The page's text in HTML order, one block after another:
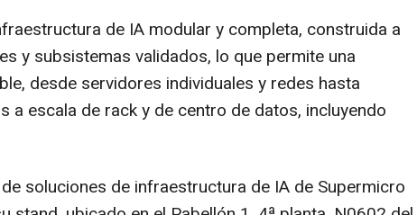
de IA modular y completa, construida a
y subsistemas validados, lo que permite una
desde servidores individuales y redes hasta
a escala de rack y de centro de datos, incluyendo
soluciones de infraestructura de IA de Supermicro